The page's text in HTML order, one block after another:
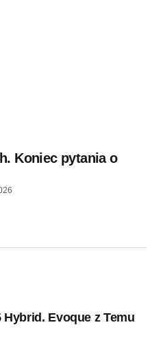
Koniec pytania o
Evoque z Temu